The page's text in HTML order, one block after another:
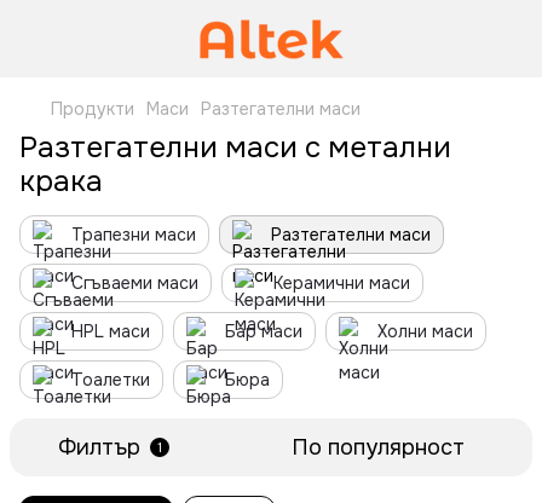
Продукти Маси Разтегателни маси
Разтегателни маси с метални
крака
Трапезни маси Разтегателни маси
Сгъваеми маси Керамични маси
HPL маси Бар маси Холни маси
Тоалетки Бюра
Филтър 1 По популярност